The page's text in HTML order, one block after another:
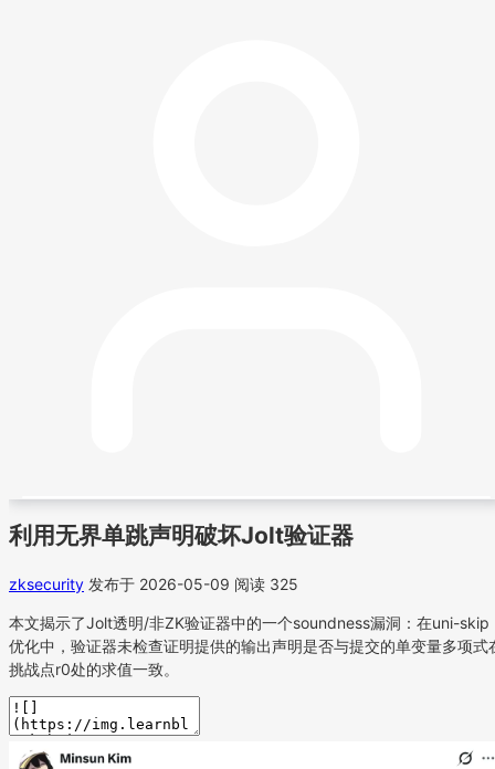
利用无界单跳声明破坏Jolt验证器
zksecurity 发布于 2026-05-09 阅读 325
本文揭示了Jolt透明/非ZK验证器中的一个soundness漏洞：在uni-skip
优化中，验证器未检查证明提供的输出声明是否与提交的单变量多项式
挑战点r0处的求值一致。